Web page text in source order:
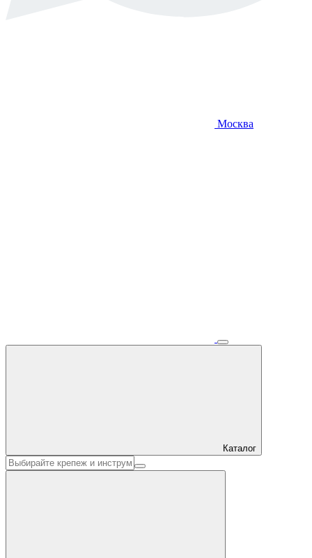
Москва
Каталог